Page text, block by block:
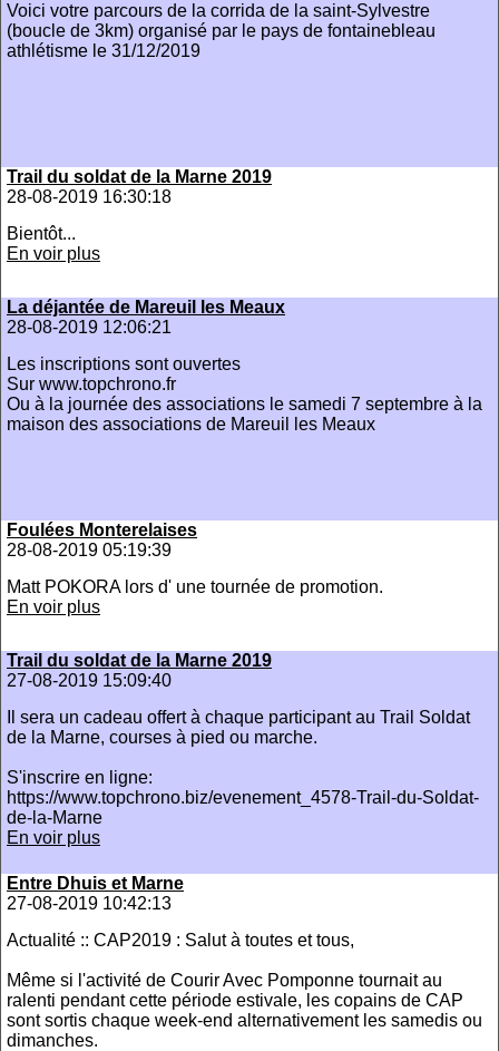
Voici votre parcours de la corrida de la saint-Sylvestre
(boucle de 3km) organisé par le pays de fontainebleau
athlétisme le 31/12/2019
Trail du soldat de la Marne 2019
28-08-2019 16:30:18
Bientôt...
En voir plus
La déjantée de Mareuil les Meaux
28-08-2019 12:06:21
Les inscriptions sont ouvertes
Sur www.topchrono.fr
Ou à la journée des associations le samedi 7 septembre à la
maison des associations de Mareuil les Meaux
Foulées Monterelaises
28-08-2019 05:19:39
Matt POKORA lors d' une tournée de promotion.
En voir plus
Trail du soldat de la Marne 2019
27-08-2019 15:09:40
Il sera un cadeau offert à chaque participant au Trail Soldat
de la Marne, courses à pied ou marche.
S'inscrire en ligne:
https://www.topchrono.biz/evenement_4578-Trail-du-Soldat-
de-la-Marne
En voir plus
Entre Dhuis et Marne
27-08-2019 10:42:13
Actualité :: CAP2019 : Salut à toutes et tous,
Même si l'activité de Courir Avec Pomponne tournait au
ralenti pendant cette période estivale, les copains de CAP
sont sortis chaque week-end alternativement les samedis ou
dimanches.